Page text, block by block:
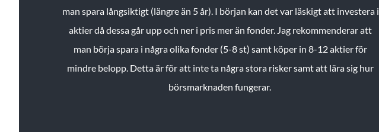
man spara långsiktigt (längre än 5 år). I början kan det var läskigt att investera i
aktier då dessa går upp och ner i pris mer än fonder. Jag rekommenderar att
man börja spara i några olika fonder (5-8 st) samt köper in 8-12 aktier för
mindre belopp. Detta är för att inte ta några stora risker samt att lära sig hur
börsmarknaden fungerar.